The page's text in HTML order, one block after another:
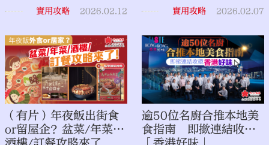
Musea！｜2026新春系
列｜打卡點EP147
實用攻略 2026.02.12
2026新春系列｜打卡點
EP146實用攻略 2026.02.07
（有片）年夜飯出街食
or留屋企？盆菜/年菜/
逾50位名廚合推本地美
食指南 即撳連結收藏